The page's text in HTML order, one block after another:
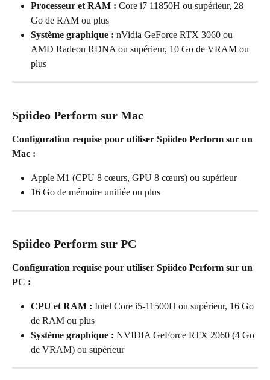
Processeur et RAM : Core i7 11850H ou supérieur, 28
Go de RAM ou plus
Système graphique : nVidia GeForce RTX 3060 ou
AMD Radeon RDNA ou supérieur, 10 Go de VRAM ou
plus
Spiideo Perform sur Mac
Configuration requise pour utiliser Spiideo Perform sur un
Mac :
Apple M1 (CPU 8 cœurs, GPU 8 cœurs) ou supérieur
16 Go de mémoire unifiée ou plus
Spiideo Perform sur PC
Configuration requise pour utiliser Spiideo Perform sur un
PC :
CPU et RAM : Intel Core i5-11500H ou supérieur, 16 Go
de RAM ou plus
Système graphique : NVIDIA GeForce RTX 2060 (4 Go
de VRAM) ou supérieur